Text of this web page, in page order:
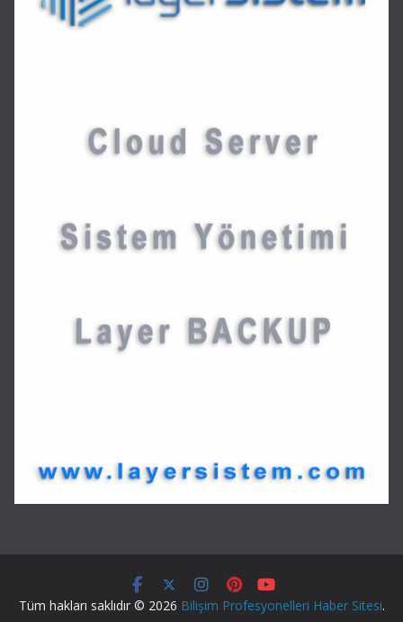
Tüm hakları saklıdır © 2026 Bilişim Profesyonelleri Haber Sitesi.